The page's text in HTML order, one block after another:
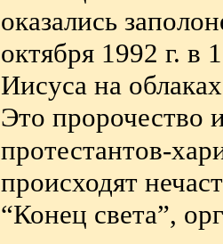
оказались
октября 1992 г. в
Иисуса на
Это пророчество
протестантов-
происходят
“Конец света”,